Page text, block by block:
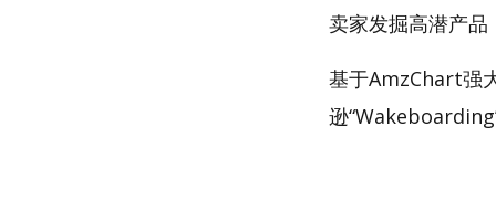
卖家发掘高潜产
基于AmzChart强
逊